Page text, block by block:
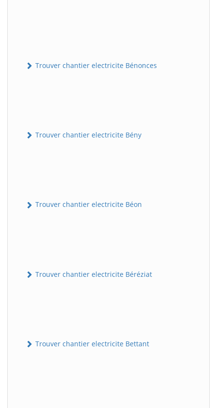
Trouver chantier electricite Bénonces
Trouver chantier electricite Bény
Trouver chantier electricite Béon
Trouver chantier electricite Béréziat
Trouver chantier electricite Bettant